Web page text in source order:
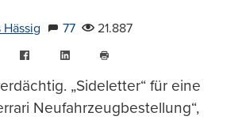
Hässig 77
21.887
FacebookLinkedIn
drucken
„Sideletter“ für eine
Neufahrzeugbestellung“,